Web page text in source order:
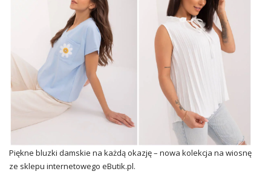
Piękne bluzki damskie na każdą okazję – nowa kolekcja na wiosnę
ze sklepu internetowego eButik.pl.